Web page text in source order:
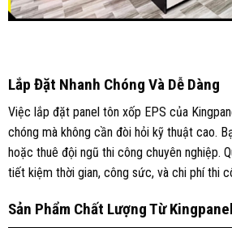
Lắp Đặt Nhanh Chóng Và Dễ Dàng
Việc lắp đặt panel tôn xốp EPS của
chóng mà không cần đòi hỏi kỹ thuật cao.
hoặc thuê đội ngũ thi công chuyên nghiệp.
tiết kiệm thời gian, công sức, và chi phí thi
Sản Phẩm Chất Lượng Từ Kingpanel